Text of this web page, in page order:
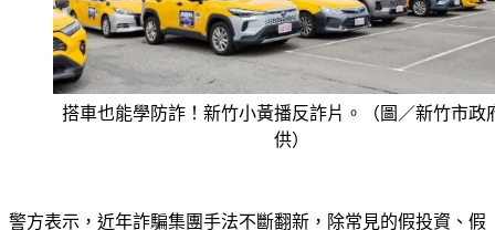
搭車也能學防詐！新竹小黃播反詐片。（圖／新竹市政